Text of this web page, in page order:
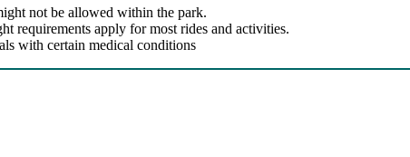
not be allowed within the park.
requirements apply for most rides and activities.
with certain medical conditions